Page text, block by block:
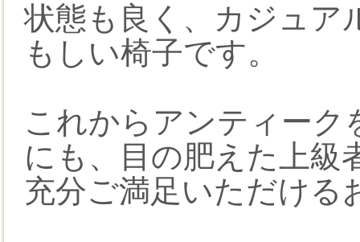
状態も良く、カジュア
もしい椅子です。
これからアンティー
にも、目の肥えた上級
充分ご満足いただける